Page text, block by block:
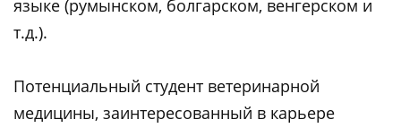
языке (румынском, болгарском, венгерском и
т.д.).
Потенциальный студент ветеринарной
медицины, заинтересованный в карьере